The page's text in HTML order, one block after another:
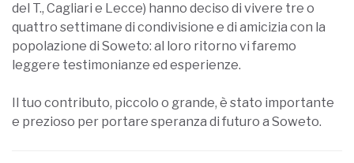
del T., Cagliari e Lecce) hanno deciso di vivere tre o
quattro settimane di condivisione e di amicizia con la
popolazione di Soweto: al loro ritorno vi faremo
leggere testimonianze ed esperienze.
Il tuo contributo, piccolo o grande, è stato importante
e prezioso per portare speranza di futuro a Soweto.